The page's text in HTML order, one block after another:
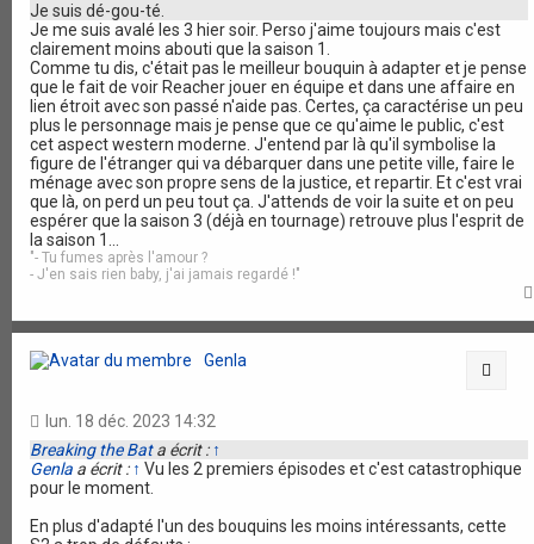
Je suis dé-gou-té.
Je me suis avalé les 3 hier soir. Perso j'aime toujours mais c'est
clairement moins abouti que la saison 1.
Comme tu dis, c'était pas le meilleur bouquin à adapter et je pense
que le fait de voir Reacher jouer en équipe et dans une affaire en
lien étroit avec son passé n'aide pas. Certes, ça caractérise un peu
plus le personnage mais je pense que ce qu'aime le public, c'est
cet aspect western moderne. J'entend par là qu'il symbolise la
figure de l'étranger qui va débarquer dans une petite ville, faire le
ménage avec son propre sens de la justice, et repartir. Et c'est vrai
que là, on perd un peu tout ça. J'attends de voir la suite et on peu
espérer que la saison 3 (déjà en tournage) retrouve plus l'esprit de
la saison 1...
"- Tu fumes après l'amour ?
- J'en sais rien baby, j'ai jamais regardé !"
Genla
lun. 18 déc. 2023 14:32
Breaking the Bata écrit : ↑
Genla a écrit : ↑ Vu les 2 premiers épisodes et c'est catastrophique
pour le moment.
En plus d'adapté l'un des bouquins les moins intéressants, cette